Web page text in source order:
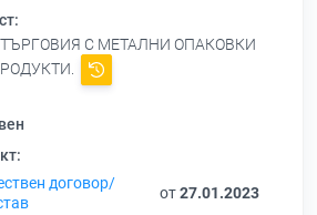
С МЕТАЛНИ ОПАКОВКИ
договор/
от27.01.2023